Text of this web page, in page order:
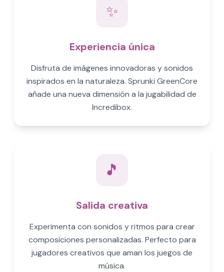
✨
Experiencia única
Disfruta de imágenes innovadoras y sonidos
inspirados en la naturaleza. Sprunki GreenCore
añade una nueva dimensión a la jugabilidad de
Incredibox.
🎵
Salida creativa
Experimenta con sonidos y ritmos para crear
composiciones personalizadas. Perfecto para
jugadores creativos que aman los juegos de
música.